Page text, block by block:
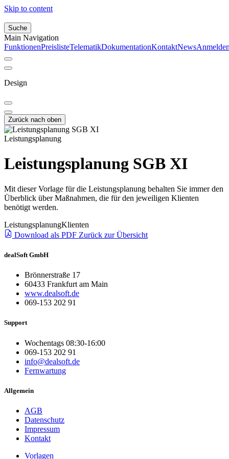
Skip to content
Suche
Main Navigation
FunktionenPreislisteTelematikDokumentationKontaktNews
Design
Zurück nach oben
Leistungsplanung
Leistungsplanung SGB XI
Mit dieser Vorlage für die Leistungsplanung behalten Sie immer den
Überblick über Maßnahmen, die für den jeweiligen Klienten
benötigt werden.
LeistungsplanungKlienten
Download als PDF Zurück zur Übersicht
dealSoft GmbH
Brönnerstraße 17
60433 Frankfurt am Main
www.dealsoft.de
069-153 202 91
Support
Wochentags 08:30-16:00
069-153 202 91
info@dealsoft.de
Fernwartung
Allgemein
AGB
Datenschutz
Impressum
Kontakt
Vorlagen